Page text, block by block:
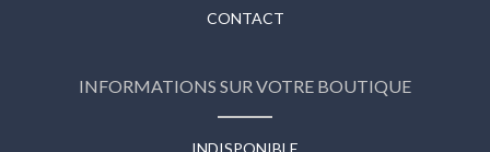
CONTACT
INFORMATIONS SUR VOTRE BOUTIQUE
INDISPONIBLE